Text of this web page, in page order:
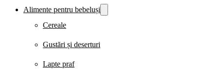
Alimente pentru bebeluși
Cereale
Gustări și deserturi
Lapte praf